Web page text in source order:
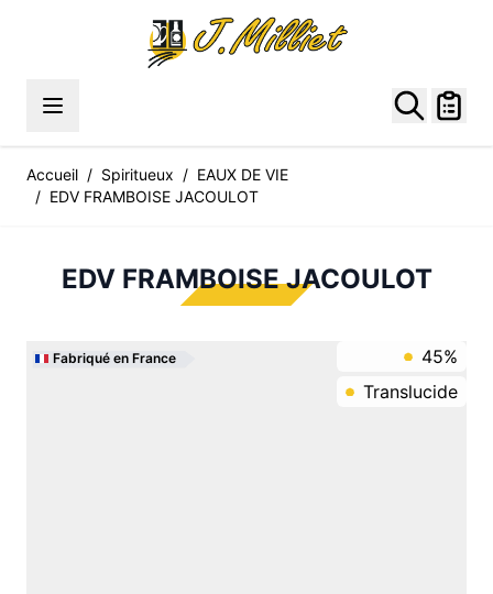
Accueil / Spiritueux / EAUX DE VIE
/ EDV FRAMBOISE JACOULOT
EDV FRAMBOISE JACOULOT
Fabriqué en France
45%
Translucide